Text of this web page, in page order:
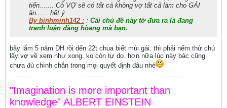
tiến....... Có VỢ sẽ có tất cả không vợ tất cả làm cho GÁI
ăn...... hết ý
By binhminh142 : : Cái chủ đề này tớ đưa ra là đang
tranh luận đàng hòang mà bạn.
bậy lắm 5 năm DH rồi dến 22t chua biết mùi gái. thì phải nếm thử chú
lấy vợ về xem như xong. ko còn tự do. hơn nữa lúc này bác cũng
chưa đủ chính chắn trong mọi quyết định đâu nhé
"Imagination is more important than
knowledge" ALBERT EINSTEIN